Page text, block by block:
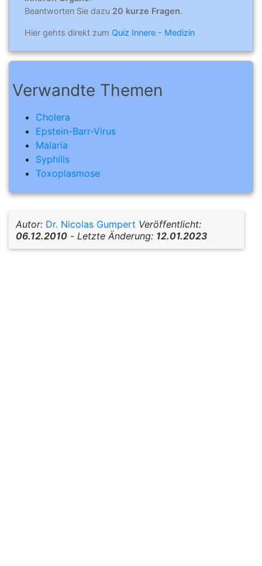
Beantworten Sie dazu 20 kurze Fragen.
Hier gehts direkt zum Quiz Innere - Medizin
Verwandte Themen
Cholera
Epstein-Barr-Virus
Malaria
Syphilis
Toxoplasmose
Autor: Dr. Nicolas Gumpert Veröffentlicht:
06.12.2010 - Letzte Änderung: 12.01.2023